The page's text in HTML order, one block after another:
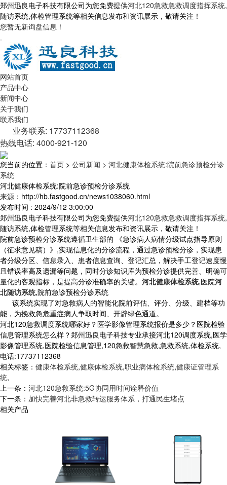
郑州迅良电子科技有限公司为您免费提供河北120急救急救调度指挥系统,
随访系统,体检管理系统等相关信息发布和资讯展示，敬请关注！
您暂无新询盘信息！
网站首页
产品中心
新闻中心
关于我们
联系我们
业务联系: 17737112368
热线电话: 4000-921-120
您当前的位置： 首页 > 公司新闻 > 河北健康体检系统:院前急诊预检分诊
系统
河北健康体检系统:院前急诊预检分诊系统
来源：http://hb.fastgood.cn/news1038060.html
发布时间 : 2024/9/12 3:00:00
郑州迅良电子科技有限公司为您免费提供河北120急救急救调度指挥系统,
随访系统,体检管理系统等相关信息发布和资讯展示，敬请关注！
院前急诊预检分诊系统遵循卫生部的 《急诊病人病情分级试点指导原则
（征求意见稿）》,实现信息化的分诊流程，通过急诊预检分诊，实现患
者分级分区、信息录入、患者信息查询、登记汇总，解决手工登记速度慢
且错误率高及遗漏等问题，同时分诊知识库为预检分诊提供完善、明确可
量化的客观指标，是提高分诊准确率的关键。 河北健康体检系统,医院河
北随访系统,院前急诊预检分诊系统
该系统实现了对急救病人的智能化院前评估、评分、分级、建档等功
能，为挽救急危重症病人争取时间、开辟绿色通道。
河北120急救调度系统哪家好？医学影像管理系统报价是多少？医院检验
信息管理系统怎么样？郑州迅良电子科技专业承接河北120调度系统,医学
影像管理系统,医院检验信息管理,120急救智慧急救,急救系统,体检系统,
电话:17737112368
相关标签： 健康体检系统,健康体检系统,职业病体检系统,健康证管理系
统,
上一条： 河北120急救系统:5G协同用时间诠释价值
下一条： 加快完善河北非急救转运服务体系，打通民生堵点
相关产品